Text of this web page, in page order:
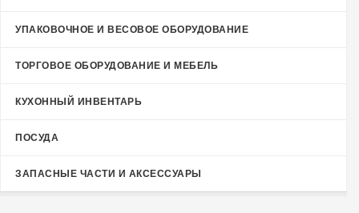
УПАКОВОЧНОЕ И ВЕСОВОЕ ОБОРУДОВАНИЕ
ТОРГОВОЕ ОБОРУДОВАНИЕ И МЕБЕЛЬ
КУХОННЫЙ ИНВЕНТАРЬ
ПОСУДА
ЗАПАСНЫЕ ЧАСТИ И АКСЕССУАРЫ